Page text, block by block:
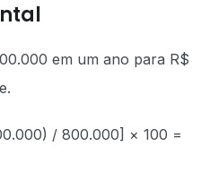
em um ano para R$
/ 800.000] × 100 =